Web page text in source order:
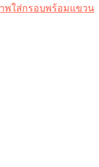
พใส่กรอบพร้อมแขวน​